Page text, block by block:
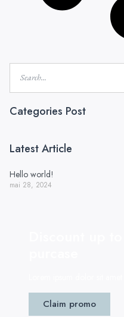
Categories Post
Latest Article
Hello world!
mai 28, 2024
Claim promo